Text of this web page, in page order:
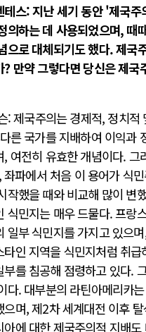
테스: 지난 세기 동안 '제국
의하는 데 사용되었으며, 때
으로 대체되기도 했다. 제국
만약 그렇다면 당신은 제국
: 제국주의는 경제적, 정치적
른 국가를 지배하여 이익과
, 여전히 유효한 개념이다. 그
파에서 처음 이 용어가 식
작했을 때와 비교해 많이 변
식민지는 매우 드물다. 프랑
일부 식민지를 가지고 있으
타인 지역을 식민지처럼 취
를 침공해 점령하고 있다.
다. 대부분의 라틴아메리카
으며, 제2차 세계대전 이후
아에 대한 제국주의적 지배